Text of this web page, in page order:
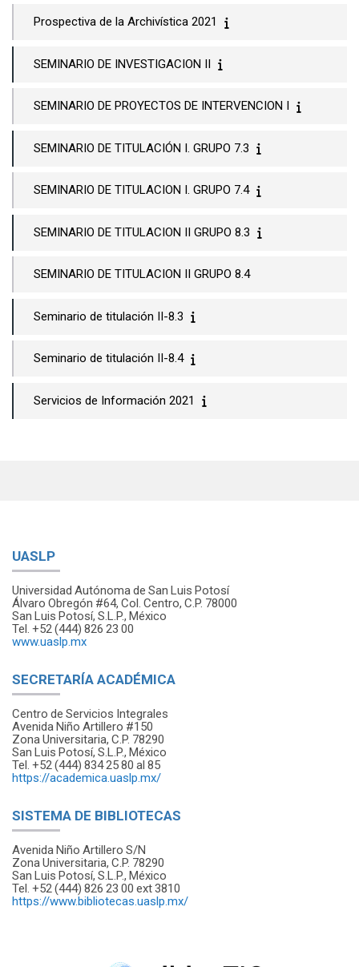
Prospectiva de la Archivística 2021
SEMINARIO DE INVESTIGACION II
SEMINARIO DE PROYECTOS DE INTERVENCION I
SEMINARIO DE TITULACIÓN I. GRUPO 7.3
SEMINARIO DE TITULACION I. GRUPO 7.4
SEMINARIO DE TITULACION II GRUPO 8.3
SEMINARIO DE TITULACION II GRUPO 8.4
Seminario de titulación II-8.3
Seminario de titulación II-8.4
Servicios de Información 2021
UASLP
Universidad Autónoma de San Luis Potosí
Álvaro Obregón #64, Col. Centro, C.P. 78000
San Luis Potosí, S.L.P., México
Tel. +52 (444) 826 23 00
www.uaslp.mx
SECRETARÍA ACADÉMICA
Centro de Servicios Integrales
Avenida Niño Artillero #150
Zona Universitaria, C.P. 78290
San Luis Potosí, S.L.P., México
Tel. +52 (444) 834 25 80 al 85
https://academica.uaslp.mx/
SISTEMA DE BIBLIOTECAS
Avenida Niño Artillero S/N
Zona Universitaria, C.P. 78290
San Luis Potosí, S.L.P., México
Tel. +52 (444) 826 23 00 ext 3810
https://www.bibliotecas.uaslp.mx/